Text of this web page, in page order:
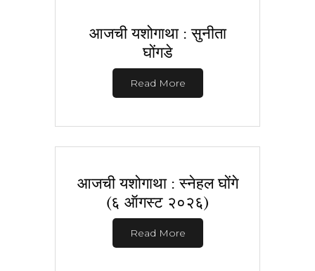
आजची यशोगाथा : सुनीता
घोंगडे
Read More
आजची यशोगाथा : स्नेहल घोंगे
(६ ऑगस्ट २०२६)
Read More